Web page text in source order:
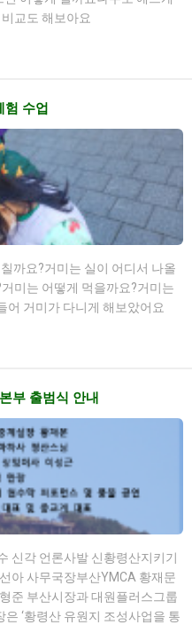
교도 해보아요
수업
까요?거미는 실이 어디서 나올
미는 어떻게 먹을까요?거미는
어 거미가 다니게 해보았어요
부 출범식 안내
신각 언론사발 신황령산지키기
아 사무국장부산YMCA 황재문
준 부산시장과 대원플러스그룹
‘황령산 유원지 조성사업을 통